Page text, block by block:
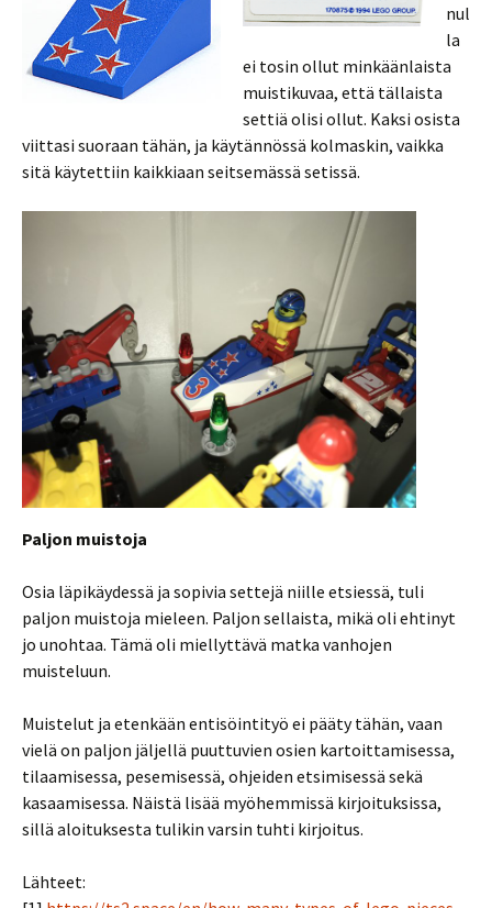
nul
la
ei tosin ollut minkäänlaista
muistikuvaa, että tällaista
settiä olisi ollut. Kaksi osista
viittasi suoraan tähän, ja käytännössä kolmaskin, vaikka
sitä käytettiin kaikkiaan seitsemässä setissä.
Paljon muistoja
Osia läpikäydessä ja sopivia settejä niille etsiessä, tuli
paljon muistoja mieleen. Paljon sellaista, mikä oli ehtinyt
jo unohtaa. Tämä oli miellyttävä matka vanhojen
muisteluun.
Muistelut ja etenkään entisöintityö ei pääty tähän, vaan
vielä on paljon jäljellä puuttuvien osien kartoittamisessa,
tilaamisessa, pesemisessä, ohjeiden etsimisessä sekä
kasaamisessa. Näistä lisää myöhemmissä kirjoituksissa,
sillä aloituksesta tulikin varsin tuhti kirjoitus.
Lähteet: